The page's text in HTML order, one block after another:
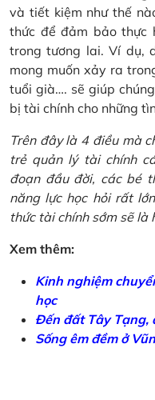
và tiết kiệm như thế
thức để đảm bảo thực
trong tương lai. Ví dụ,
mong muốn xảy ra
tuổi già…. sẽ giúp
bị tài chính cho những
Trên đây là 4 điều mà
trẻ quản lý tài chính
đoạn đầu đời, các bé
năng lực học hỏi rất
thức tài chính sớm sẽ là
Xem thêm:
Kinh nghiệm
học
Đến đất Tây Tạng,
Sống êm đềm ở